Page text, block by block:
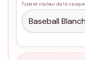
Type et couleur de la